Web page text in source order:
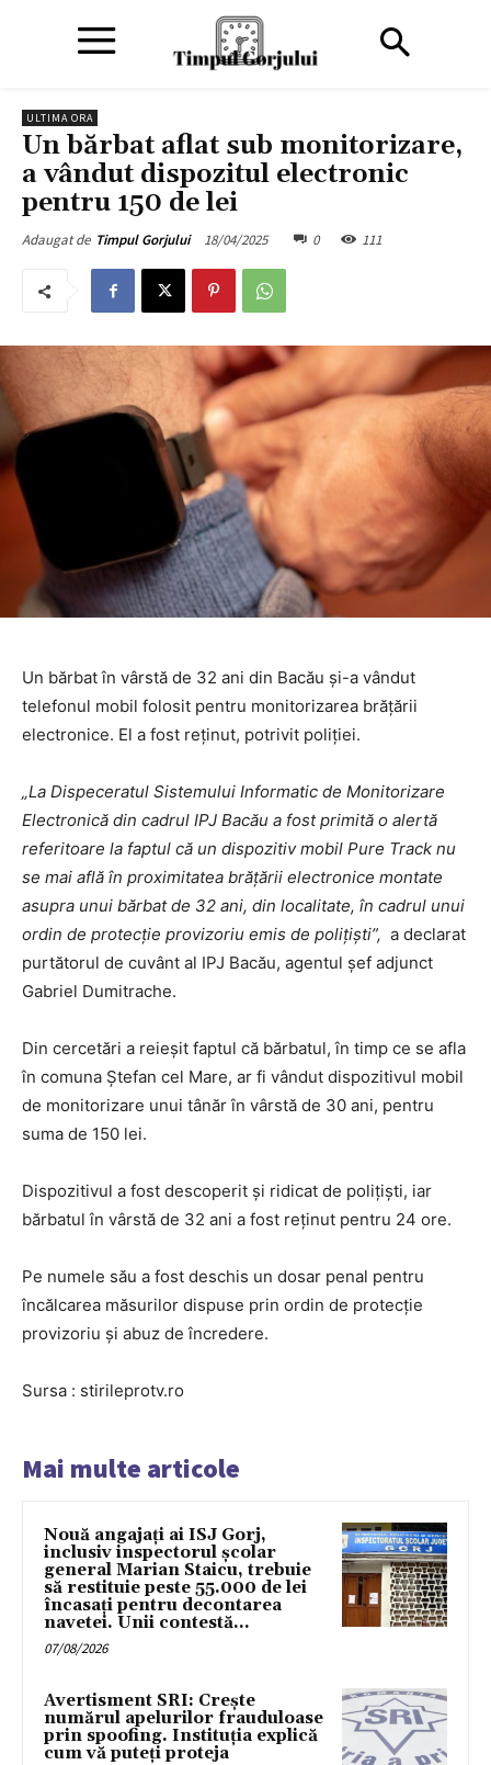
ULTIMA ORA
Un bărbat aflat sub monitorizare,
a vândut dispozitul electronic
pentru 150 de lei
Adaugat de Timpul Gorjului 18/04/2025 0 111
Un bărbat în vârstă de 32 ani din Bacău și-a vândut
telefonul mobil folosit pentru monitorizarea brățării
electronice. El a fost reţinut, potrivit poliției.
„La Dispeceratul Sistemului Informatic de Monitorizare
Electronică din cadrul IPJ Bacău a fost primită o alertă
referitoare la faptul că un dispozitiv mobil Pure Track nu
se mai află în proximitatea brăţării electronice montate
asupra unui bărbat de 32 ani, din localitate, în cadrul unui
ordin de protecţie provizoriu emis de poliţişti”, a declarat
purtătorul de cuvânt al IPJ Bacău, agentul şef adjunct
Gabriel Dumitrache.
Din cercetări a reieşit faptul că bărbatul, în timp ce se afla
în comuna Ştefan cel Mare, ar fi vândut dispozitivul mobil
de monitorizare unui tânăr în vârstă de 30 ani, pentru
suma de 150 lei.
Dispozitivul a fost descoperit şi ridicat de poliţişti, iar
bărbatul în vârstă de 32 ani a fost reţinut pentru 24 ore.
Pe numele său a fost deschis un dosar penal pentru
încălcarea măsurilor dispuse prin ordin de protecţie
provizoriu şi abuz de încredere.
Sursa : stirileprotv.ro
Mai multe articole
Nouă angajați ai ISJ Gorj,
inclusiv inspectorul școlar
general Marian Staicu, trebuie
să restituie peste 55.000 de lei
încasați pentru decontarea
navetei. Unii contestă...
07/08/2026
Avertisment SRI: Crește
numărul apelurilor frauduloase
prin spoofing. Instituția explică
cum vă puteți proteja